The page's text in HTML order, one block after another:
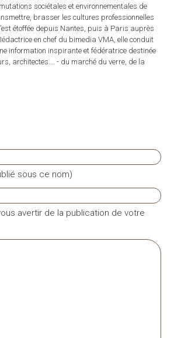
sociétales et environnementales de
brasser les cultures professionnelles
étoffée depuis Nantes, puis à Paris auprès
en chef du bimedia VMA, elle conduit
information inspirante et fédératrice destinée
architectes…. - du marché du verre, de la
sous ce nom)
avertir de la publication de votre